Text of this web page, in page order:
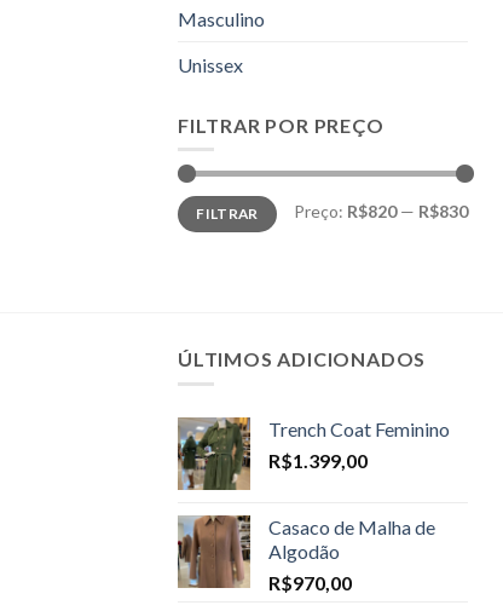
Masculino
Unissex
FILTRAR POR PREÇO
Preço
mínimo
Preço
máximo
FILTRAR Preço: R$820— R$830
ÚLTIMOS ADICIONADOS
Trench Coat Feminino
R$1.399,00
Casaco de Malha de
Algodão
R$970,00